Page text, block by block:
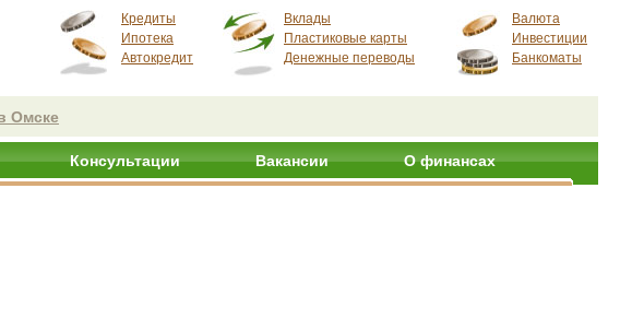
Кредиты
Ипотека
Автокредит
Вклады
Пластиковые карты
Денежные переводы
Валюта
Инвестиции
Банкоматы
Омске
Консультации Вакансии О финансах